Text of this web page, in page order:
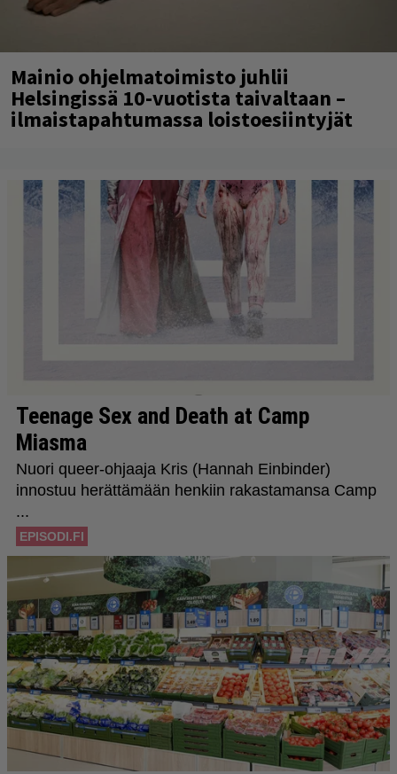
Mainio ohjelmatoimisto juhlii
Helsingissä 10-vuotista taivaltaan –
ilmaistapahtumassa loistoesiintyjät